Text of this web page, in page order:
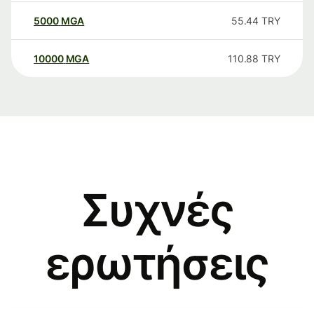
5000 MGA 55.44 TRY
10000 MGA 110.88 TRY
Συχνές
ερωτήσεις